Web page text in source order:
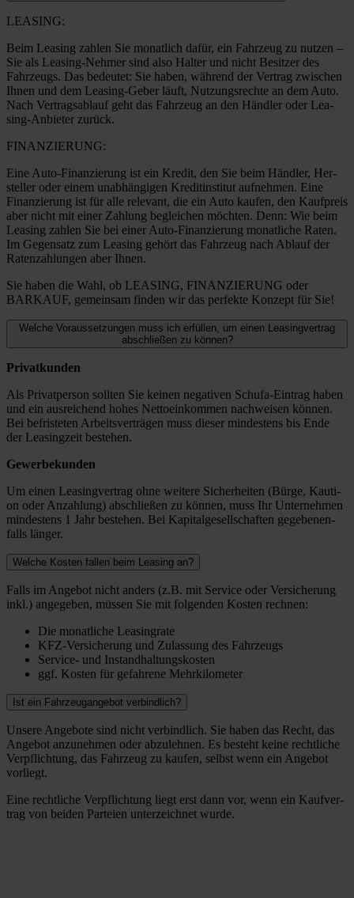
LEASING:
Beim Lea­sing zah­len Sie monat­lich dafür, ein Fahr­zeug zu nut­zen –
Sie als Lea­­sing-Neh­­mer sind also Hal­ter und nicht Besit­zer des
Fahr­zeugs. Das bedeu­tet: Sie haben, wäh­rend der Ver­trag zwi­schen
Ihnen und dem Lea­­sing-Geber läuft, Nut­zungs­rech­te an dem Auto.
Nach Ver­trags­ab­lauf geht das Fahr­zeug an den Händ­ler oder Lea­­
sing-Anbie­­ter zurück.
FINANZIERUNG:
Eine Auto-Finan­­zie­rung ist ein Kre­dit, den Sie beim Händ­ler, Her­
stel­ler oder einem unab­hän­gi­gen Kre­dit­in­sti­tut auf­neh­men. Eine
Finan­zie­rung ist für alle rele­vant, die ein Auto kau­fen, den Kauf­preis
aber nicht mit einer Zah­lung beglei­chen möch­ten. Denn: Wie beim
Lea­sing zah­len Sie bei einer Auto-Finan­­zie­rung monat­li­che Raten.
Im Gegen­satz zum Lea­sing gehört das Fahr­zeug nach Ablauf der
Raten­zah­lun­gen aber Ihnen.
Sie haben die Wahl, ob LEASING, FINANZIERUNG oder
BARKAUF, gemein­sam fin­den wir das per­fek­te Kon­zept für Sie!
Welche Voraussetzungen muss ich erfüllen, um einen Leasingvertrag
abschließen zu können?
Pri­vat­kun­den
Als Pri­vat­per­son soll­ten Sie kei­nen nega­ti­ven Schufa-Ein­­trag haben
und ein aus­rei­chend hohes Net­to­ein­kom­men nach­wei­sen kön­nen.
Bei befris­te­ten Arbeits­ver­trä­gen muss die­ser min­des­tens bis Ende
der Lea­sing­zeit bestehen.
Gewer­be­kun­den
Um einen Lea­sing­ver­trag ohne wei­te­re Sicher­hei­ten (Bür­ge, Kau­ti­
on oder Anzah­lung) abschlie­ßen zu kön­nen, muss Ihr Unter­neh­men
min­des­tens 1 Jahr bestehen. Bei Kapi­tal­ge­sell­schaf­ten gege­be­nen­
falls län­ger.
Welche Kosten fallen beim Leasing an?
Falls im Ange­bot nicht anders (z.B. mit Ser­vice oder Ver­si­che­rung
inkl.) ange­ge­ben, müs­sen Sie mit fol­gen­den Kos­ten rech­nen:
Die monat­li­che Lea­sing­ra­te
KFZ-Ver­­­si­che­rung und Zulas­sung des Fahr­zeugs
Ser­­vice- und Instand­hal­tungs­kos­ten
ggf. Kos­ten für gefah­re­ne Mehr­ki­lo­me­ter
Ist ein Fahrzeugangebot verbindlich?
Unse­re Ange­bo­te sind nicht ver­bind­lich. Sie haben das Recht, das
Ange­bot anzu­neh­men oder abzu­leh­nen. Es besteht kei­ne recht­li­che
Ver­pflich­tung, das Fahr­zeug zu kau­fen, selbst wenn ein Ange­bot
vor­liegt.
Eine recht­li­che Ver­pflich­tung liegt erst dann vor, wenn ein Kauf­ver­
trag von bei­den Par­tei­en unter­zeich­net wur­de.